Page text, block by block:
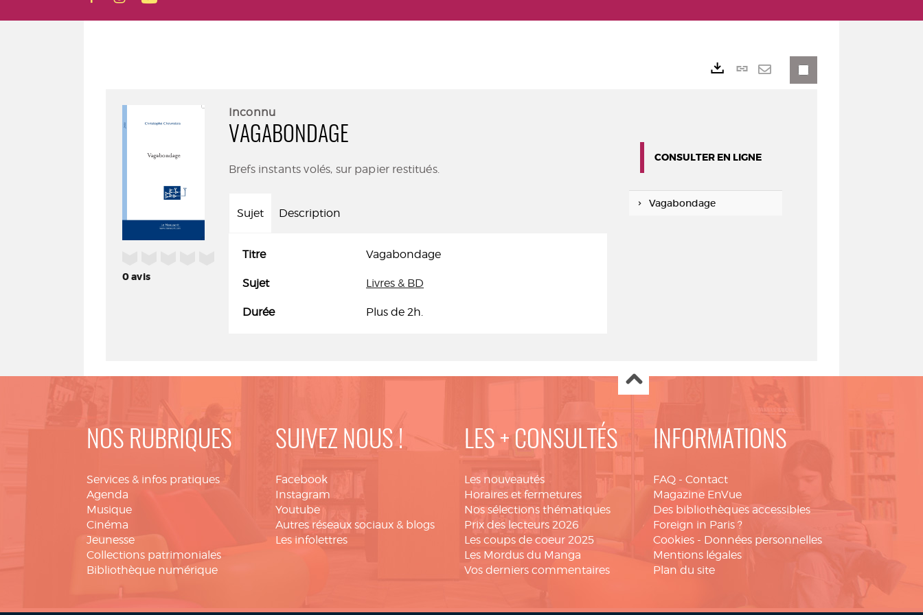
0avis
Inconnu
VAGABONDAGE
Brefs instants volés, sur papier restitués.
Sujet Description
Titre Vagabondage
Sujet Livres & BD
Durée Plus de 2h.
Lien
CONSULTER EN LIGNE
Vagabondage
NOS RUBRIQUES
Services & infos pratiques
Agenda
Musique
Cinéma
Jeunesse
Collections patrimoniales
Bibliothèque numérique
SUIVEZ NOUS !
Facebook
Instagram
Youtube
Autres réseaux sociaux & blogs
Les infolettres
LES + CONSULTÉS
Les nouveautés
Horaires et fermetures
Nos sélections thématiques
Prix des lecteurs 2026
Les coups de coeur 2025
Les Mordus du Manga
Vos derniers commentaires
INFORMATIONS
FAQ - Contact
Magazine EnVue
Des bibliothèques accessibles
Foreign in Paris ?
Cookies - Données personnelles
Mentions légales
Plan du site